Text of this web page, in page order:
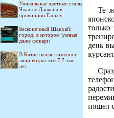
Уникальные цветные скалы
Чжанъе Данксиа в
провинции Ганьсу
Бесконечный Шанхай:
город, в котором 'умные'
даже фонари
В Китае нашли каменное
лицо возрастом 7,7 тыс.
лет
Те
день
пошел